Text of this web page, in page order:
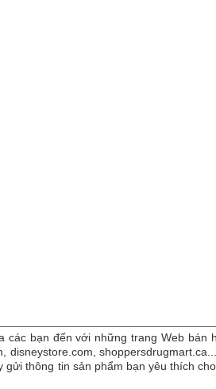
các bạn đến với những trang Web
disneystore.com,
gửi thông tin sản phẩm bạn yêu thích